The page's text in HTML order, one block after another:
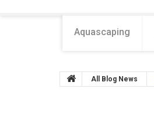
Aquascaping
All Blog News